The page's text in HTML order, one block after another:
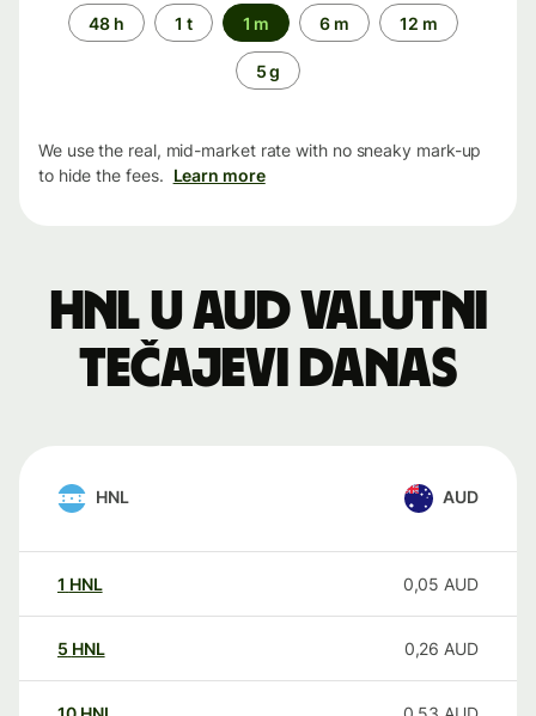
Time
period
48 h 1 t 1 m 6 m 12 m
5 g
We use the real, mid-market rate with no sneaky mark-up
to hide the fees. Learn more
HNL u AUD valutni
tečajevi danas
HNL AUD
1 HNL 0,05 AUD
5 HNL 0,26 AUD